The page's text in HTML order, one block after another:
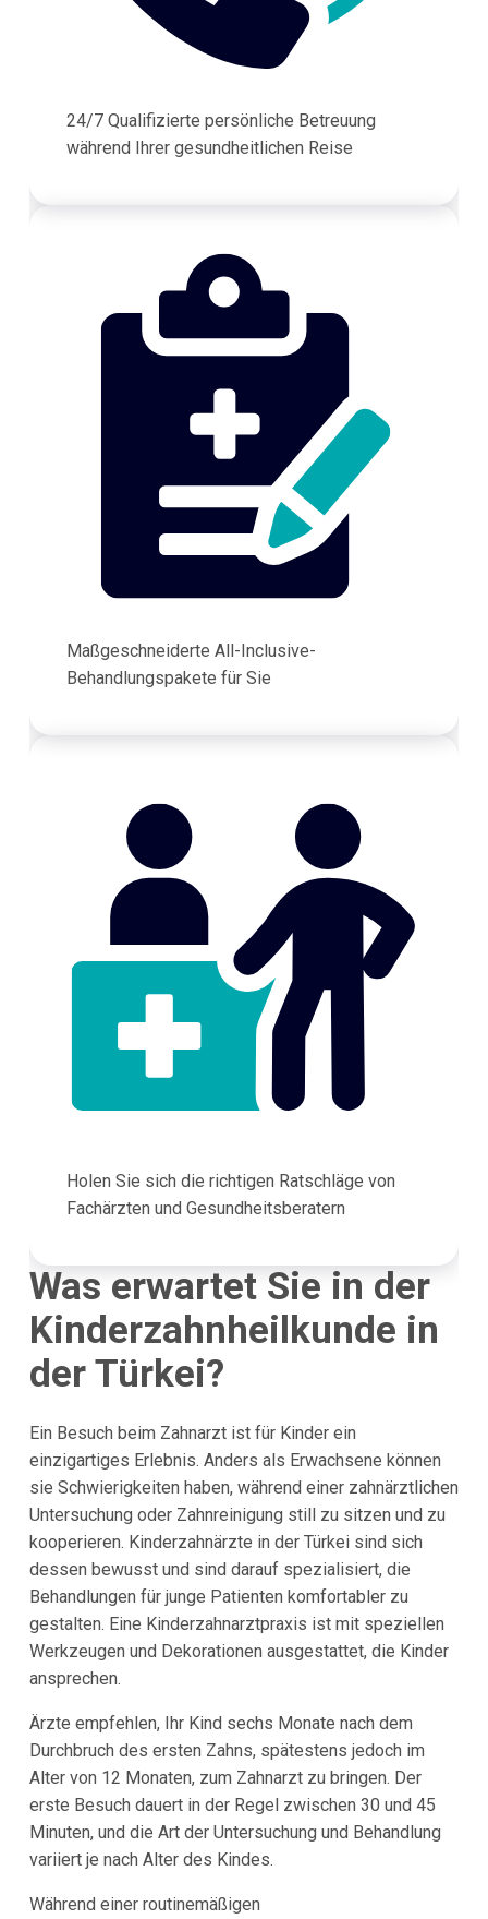
24/7 Qualifizierte persönliche Betreuung
während Ihrer gesundheitlichen Reise
Maßgeschneiderte All-Inclusive-
Behandlungspakete für Sie
Holen Sie sich die richtigen Ratschläge von
Fachärzten und Gesundheitsberatern
Was erwartet Sie in der
Kinderzahnheilkunde in
der Türkei?
Ein Besuch beim Zahnarzt ist für Kinder ein
einzigartiges Erlebnis. Anders als Erwachsene können
sie Schwierigkeiten haben, während einer zahnärztlichen
Untersuchung oder Zahnreinigung still zu sitzen und zu
kooperieren. Kinderzahnärzte in der Türkei sind sich
dessen bewusst und sind darauf spezialisiert, die
Behandlungen für junge Patienten komfortabler zu
gestalten. Eine Kinderzahnarztpraxis ist mit speziellen
Werkzeugen und Dekorationen ausgestattet, die Kinder
ansprechen.
Ärzte empfehlen, Ihr Kind sechs Monate nach dem
Durchbruch des ersten Zahns, spätestens jedoch im
Alter von 12 Monaten, zum Zahnarzt zu bringen. Der
erste Besuch dauert in der Regel zwischen 30 und 45
Minuten, und die Art der Untersuchung und Behandlung
variiert je nach Alter des Kindes.
Während einer routinemäßigen